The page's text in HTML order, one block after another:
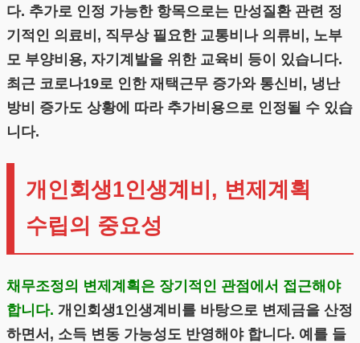
다. 추가로 인정 가능한 항목으로는 만성질환 관련 정
기적인 의료비, 직무상 필요한 교통비나 의류비, 노부
모 부양비용, 자기계발을 위한 교육비 등이 있습니다.
최근 코로나19로 인한 재택근무 증가와 통신비, 냉난
방비 증가도 상황에 따라 추가비용으로 인정될 수 있습
니다.
개인회생1인생계비, 변제계획
수립의 중요성
채무조정의 변제계획은 장기적인 관점에서 접근해야
합니다. 개인회생1인생계비를 바탕으로 변제금을 산정
하면서, 소득 변동 가능성도 반영해야 합니다. 예를 들